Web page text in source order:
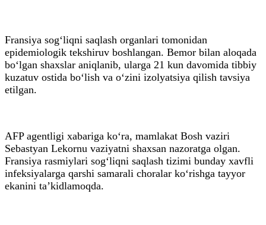
Fransiya sog‘liqni saqlash organlari tomonidan
epidemiologik tekshiruv boshlangan. Bemor bilan aloqada
bo‘lgan shaxslar aniqlanib, ularga 21 kun davomida tibbiy
kuzatuv ostida bo‘lish va o‘zini izolyatsiya qilish tavsiya
etilgan.
AFP agentligi xabariga ko‘ra, mamlakat Bosh vaziri
Sebastyan Lekornu vaziyatni shaxsan nazoratga olgan.
Fransiya rasmiylari sog‘liqni saqlash tizimi bunday xavfli
infeksiyalarga qarshi samarali choralar ko‘rishga tayyor
ekanini ta’kidlamoqda.